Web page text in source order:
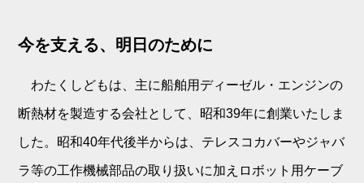
今を支える、明日のために
わたくしどもは、主に船舶用ディーゼル・エンジンの
断熱材を製造する会社として、昭和39年に創業いたしま
した。昭和40年代後半からは、テレスコカバーやジャバ
ラ等の工作機械部品の取り扱いに加えロボット用ケーブ